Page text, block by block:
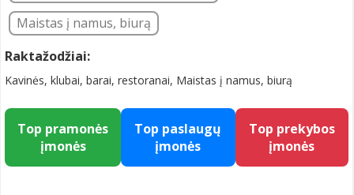
Maistas į namus, biurą
Raktažodžiai:
Kavinės, klubai, barai, restoranai, Maistas į namus, biurą
Top pramonės
įmonės
Top paslaugų
įmonės
Top prekybos
įmonės